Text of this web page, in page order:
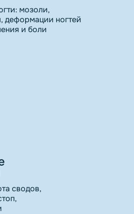
мозоли,
деформации ногтей
и боли
сводов,